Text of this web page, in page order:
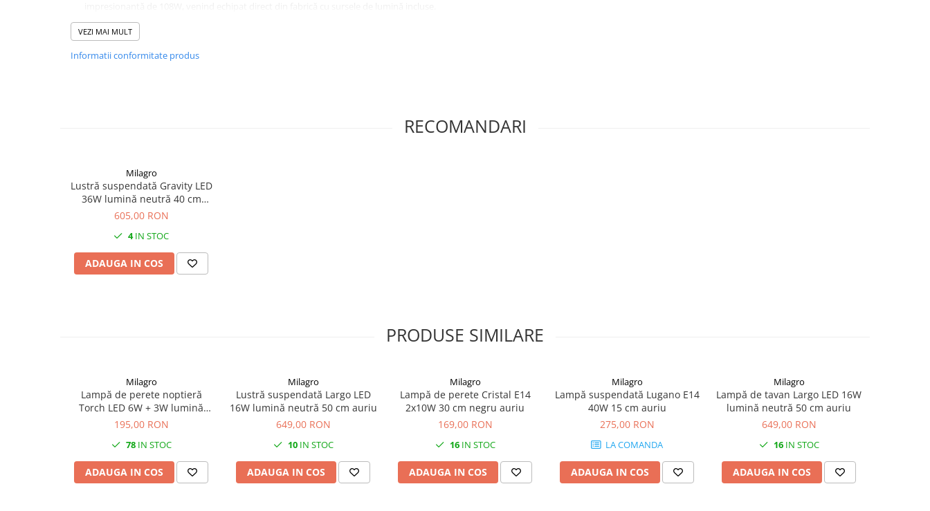
Flux & Tip Lumină:
lumină neutră (4000K), asigurând o iluminare puternică, uniformă și o atmosferă
Instalare & Utilizare:Se montează stabil pe tavan cu alimentare directă la rețea,
excelentă pentru spații ample ce necesită o prezență sculpturală rafinată și un consum
VEZI MAI MULT
Informatii conformitate produs
RECOMANDARI
Milagro
Lustră suspendată Gravity LED
36W lumină neutră 40 cm
negru auriu
605,00 RON
4IN STOC
ADAUGA IN COS
PRODUSE SIMILARE
Milagro
Lampă de perete noptieră
Torch LED 6W + 3W lumină
neutră 55 cm negru
195,00 RON
78IN STOC
ADAUGA IN COS
Milagro
Lustră suspendată Largo LED
16W lumină neutră 50 cm auriu
649,00 RON
10IN STOC
ADAUGA IN COS
Milagro
Lampă de perete Cristal E14
2x10W 30 cm negru auriu
169,00 RON
16IN STOC
ADAUGA IN COS
Milagro
Lampă suspendată Lugano E14
40W 15 cm auriu
275,00 RON
LA COMANDA
ADAUGA IN COS
Milagro
Lampă de tavan Largo LED 16W
lumină neutră 50 cm auriu
649,00 RON
16IN STOC
ADAUGA IN COS